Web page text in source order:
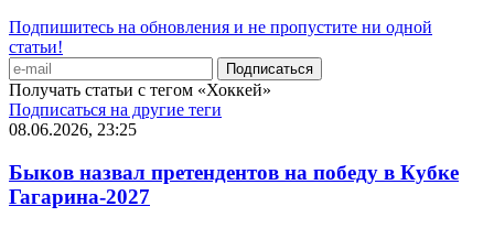
Подпишитесь на обновления и не пропустите ни одной
статьи!
Получать статьи с тегом «Хоккей»
Подписаться на другие теги
08.06.2026, 23:25
Быков назвал претендентов на победу в Кубке
Гагарина-2027